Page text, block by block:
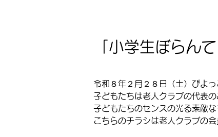
「小学生ぼらん
令和８年２月２８日（土）ぴよ
子どもたちは老人クラブの代表
子どもたちのセンスの光る素敵な
こちらのチラシは老人クラブの会